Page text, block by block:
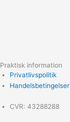
Praktisk information
Privatlivspolitik
Handelsbetingelser
CVR: 43288288